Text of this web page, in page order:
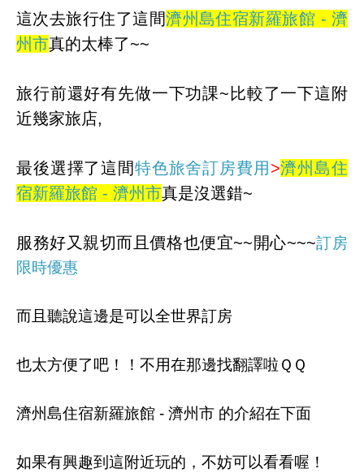
這次去旅行住了這間濟州島住宿新羅旅館 - 濟
州市真的太棒了~~
旅行前還好有先做一下功課~比較了一下這附
近幾家旅店,
最後選擇了這間特色旅舍訂房費用 >濟州島住
宿新羅旅館 - 濟州市真是沒選錯~
服務好又親切而且價格也便宜~~開心~~~訂房
限時優惠
而且聽說這邊是可以全世界訂房
也太方便了吧！！不用在那邊找翻譯啦ＱＱ
濟州島住宿新羅旅館 - 濟州市 的介紹在下面
如果有興趣到這附近玩的，不妨可以看看喔！